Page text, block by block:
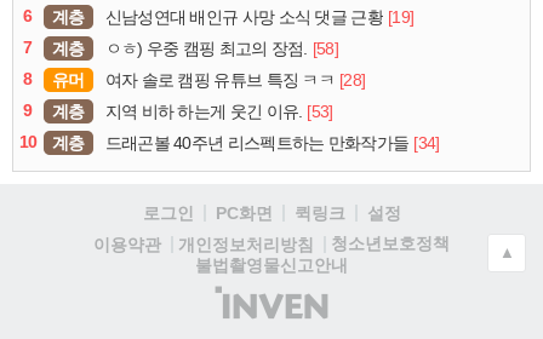
6
계층 신남성연대 배인규 사망 소식 댓글 근황 [19]
7
계층 ㅇㅎ) 우중 캠핑 최고의 장점.
[58]
8
유머 여자 솔로 캠핑 유튜브 특징 ㅋㅋ [28]
9
계층 지역 비하 하는게 웃긴 이유. [53]
10
계층 드래곤볼 40주년 리스펙트하는 만화작가들 [34]
로그인 PC화면 퀵링크
설정
이용약관
개인정보처리방침
청소년보호정책
불법촬영물신고안내
(주)
인
▲